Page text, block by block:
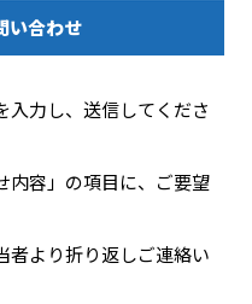
い合わせ
入力し、送信してくださ
内容」の項目に、ご要望
者より折り返しご連絡い